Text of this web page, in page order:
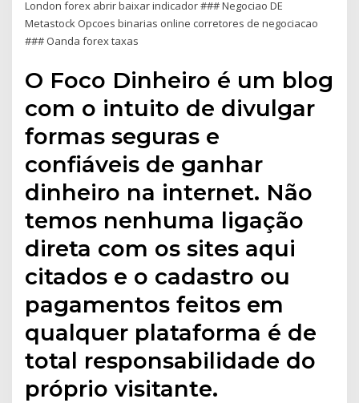
London forex abrir baixar indicador ### Negociao DE
Metastock Opcoes binarias online corretores de negociacao
### Oanda forex taxas
O Foco Dinheiro é um blog
com o intuito de divulgar
formas seguras e
confiáveis de ganhar
dinheiro na internet. Não
temos nenhuma ligação
direta com os sites aqui
citados e o cadastro ou
pagamentos feitos em
qualquer plataforma é de
total responsabilidade do
próprio visitante.